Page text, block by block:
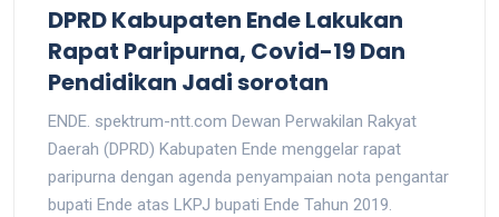
DPRD Kabupaten Ende Lakukan
Rapat Paripurna, Covid-19 Dan
Pendidikan Jadi sorotan
ENDE. spektrum-ntt.com Dewan Perwakilan Rakyat
Daerah (DPRD) Kabupaten Ende menggelar rapat
paripurna dengan agenda penyampaian nota pengantar
bupati Ende atas LKPJ bupati Ende Tahun 2019.